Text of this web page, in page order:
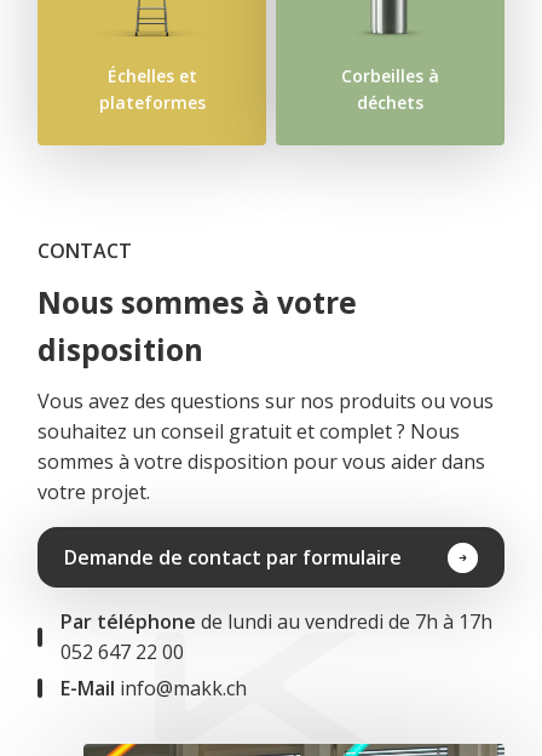
Échelles et
plateformes
Corbeilles à
déchets
CONTACT
Nous sommes à votre
disposition
Vous avez des questions sur nos produits ou vous
souhaitez un conseil gratuit et complet ? Nous
sommes à votre disposition pour vous aider dans
votre projet.
Demande de contact par formulaire
Par téléphone de lundi au vendredi de 7h à 17h
052 647 22 00
E-Mail info@makk.ch